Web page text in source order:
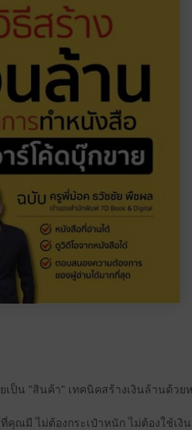
เป็น "สินค้า" เทคนิคสร้างเงินล้านด้ว
ที่คุณมี ไม่ต้องกระเป๋าหนัก ไม่ต้องใช้